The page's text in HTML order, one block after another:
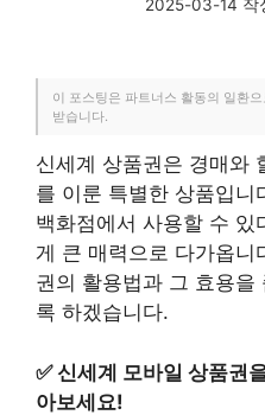
2025-03-14 작
이 포스팅은 파트너스 활동의 일환
받습니다.
신세계 상품권은 경매와
를 이룬 특별한 상품입니
백화점에서 사용할 수 있
게 큰 매력으로 다가옵니
권의 활용법과 그 효용을
록 하겠습니다.
✅신세계 모바일 상품권
아보세요!